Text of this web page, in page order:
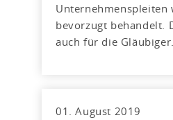
Unternehmenspleiten
bevorzugt behandelt.
auch für die
01. August 2019